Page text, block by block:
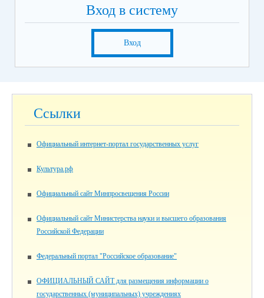
Вход в систему
Вход
Ссылки
Официальный интернет-портал государственных услуг
Культура.рф
Официальный сайт Минпросвещения России
Официальный сайт Министерства науки и высшего образования
Российской Федерации
Федеральный портал "Российское образование"
ОФИЦИАЛЬНЫЙ САЙТ для размещения информации о
государственных (муниципальных) учреждениях